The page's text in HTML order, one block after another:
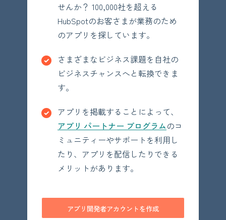
せんか？ 100,000社を超える
HubSpotのお客さまが業務のため
のアプリを探しています。
さまざまなビジネス課題を自社の
ビジネスチャンスへと転換できま
す。
アプリを掲載することによって、
アプリ パートナー プログラムのコ
ミュニティーやサポートを利用し
たり、アプリを配信したりできる
メリットがあります。
アプリ開発者アカウントを作成